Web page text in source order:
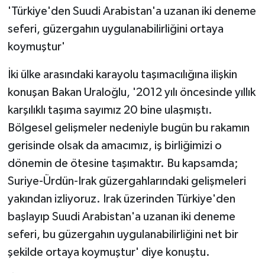
'Türkiye'den Suudi Arabistan'a uzanan iki deneme
seferi, güzergahın uygulanabilirliğini ortaya
koymuştur'
İki ülke arasındaki karayolu taşımacılığına ilişkin
konuşan Bakan Uraloğlu, '2012 yılı öncesinde yıllık
karşılıklı taşıma sayımız 20 bine ulaşmıştı.
Bölgesel gelişmeler nedeniyle bugün bu rakamın
gerisinde olsak da amacımız, iş birliğimizi o
dönemin de ötesine taşımaktır. Bu kapsamda;
Suriye-Ürdün-Irak güzergahlarındaki gelişmeleri
yakından izliyoruz. Irak üzerinden Türkiye'den
başlayıp Suudi Arabistan'a uzanan iki deneme
seferi, bu güzergahın uygulanabilirliğini net bir
şekilde ortaya koymuştur' diye konuştu.